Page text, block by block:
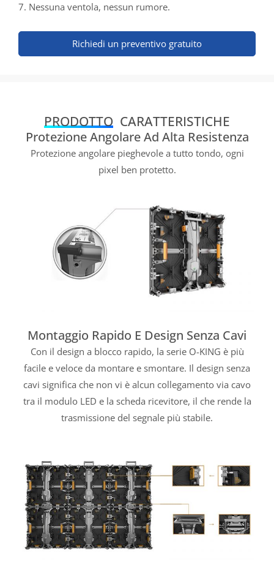
7. Nessuna ventola, nessun rumore.
Richiedi un preventivo gratuito
PRODOTTO CARATTERISTICHE
Protezione Angolare Ad Alta Resistenza
Protezione angolare pieghevole a tutto tondo, ogni
pixel ben protetto.
Montaggio Rapido E Design Senza Cavi
Con il design a blocco rapido, la serie O-KING è più
facile e veloce da montare e smontare. Il design senza
cavi significa che non vi è alcun collegamento via cavo
tra il modulo LED e la scheda ricevitore, il che rende la
trasmissione del segnale più stabile.